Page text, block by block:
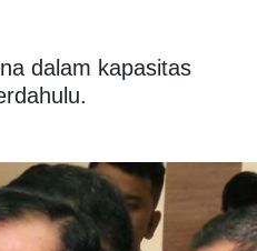
dalam kapasitas